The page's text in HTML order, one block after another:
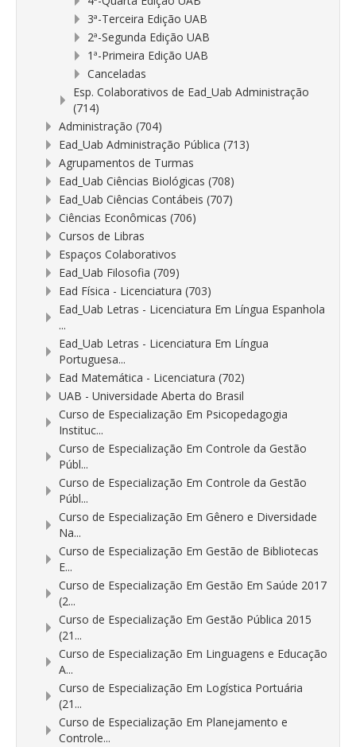
3ª-Terceira Edição UAB
2ª-Segunda Edição UAB
1ª-Primeira Edição UAB
Canceladas
Esp. Colaborativos de Ead_Uab Administração
(714)
Administração (704)
Ead_Uab Administração Pública (713)
Agrupamentos de Turmas
Ead_Uab Ciências Biológicas (708)
Ead_Uab Ciências Contábeis (707)
Ciências Econômicas (706)
Cursos de Libras
Espaços Colaborativos
Ead_Uab Filosofia (709)
Ead Física - Licenciatura (703)
Ead_Uab Letras - Licenciatura Em Língua Espanhola
...
Ead_Uab Letras - Licenciatura Em Língua
Portuguesa...
Ead Matemática - Licenciatura (702)
UAB - Universidade Aberta do Brasil
Curso de Especialização Em Psicopedagogia
Instituc...
Curso de Especialização Em Controle da Gestão
Públ...
Curso de Especialização Em Controle da Gestão
Públ...
Curso de Especialização Em Gênero e Diversidade
Na...
Curso de Especialização Em Gestão de Bibliotecas
E...
Curso de Especialização Em Gestão Em Saúde 2017
(2...
Curso de Especialização Em Gestão Pública 2015
(21...
Curso de Especialização Em Linguagens e Educação
A...
Curso de Especialização Em Logística Portuária
(21...
Curso de Especialização Em Planejamento e
Controle...